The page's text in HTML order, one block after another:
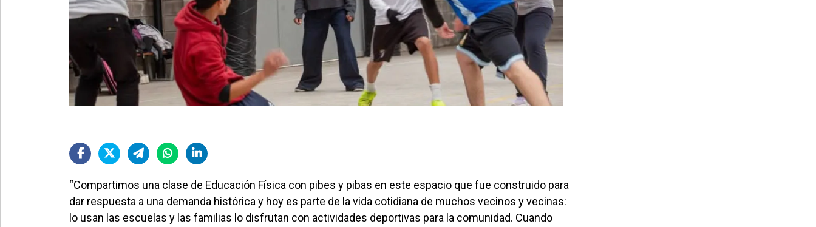
“Compartimos una clase de Educación Física con pibes y pibas en este espacio que fue construido para
dar respuesta a una demanda histórica y hoy es parte de la vida cotidiana de muchos vecinos y vecinas:
lo usan las escuelas y las familias lo disfrutan con actividades deportivas para la comunidad. Cuando